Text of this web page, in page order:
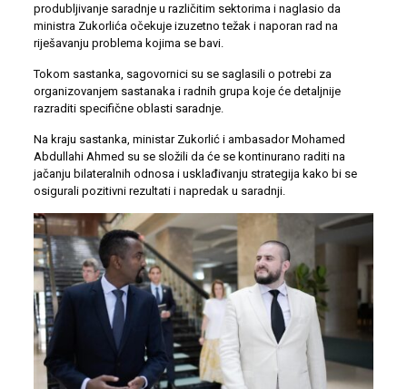
produbljivanje saradnje u različitim sektorima i naglasio da
ministra Zukorlića očekuje izuzetno težak i naporan rad na
riješavanju problema kojima se bavi.
Tokom sastanka, sagovornici su se saglasili o potrebi za
organizovanjem sastanaka i radnih grupa koje će detaljnije
razraditi specifične oblasti saradnje.
Na kraju sastanka, ministar Zukorlić i ambasador Mohamed
Abdullahi Ahmed su se složili da će se kontinurano raditi na
jačanju bilateralnih odnosa i usklađivanju strategija kako bi se
osigurali pozitivni rezultati i napredak u saradnji.